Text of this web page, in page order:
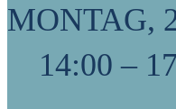
MONTAG,
14:00 –